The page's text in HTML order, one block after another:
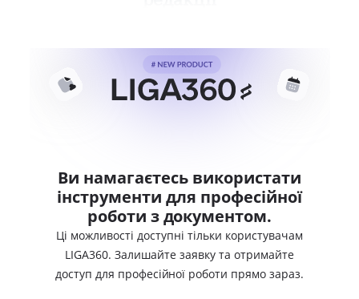
Ви намагаєтесь використати
інструменти для професійної
роботи з документом.
Ці можливості доступні тільки користувачам
LIGA360. Залишайте заявку та отримайте
доступ для професійної роботи прямо зараз.